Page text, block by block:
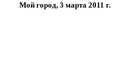
Мой город, 3 марта 2011 г.